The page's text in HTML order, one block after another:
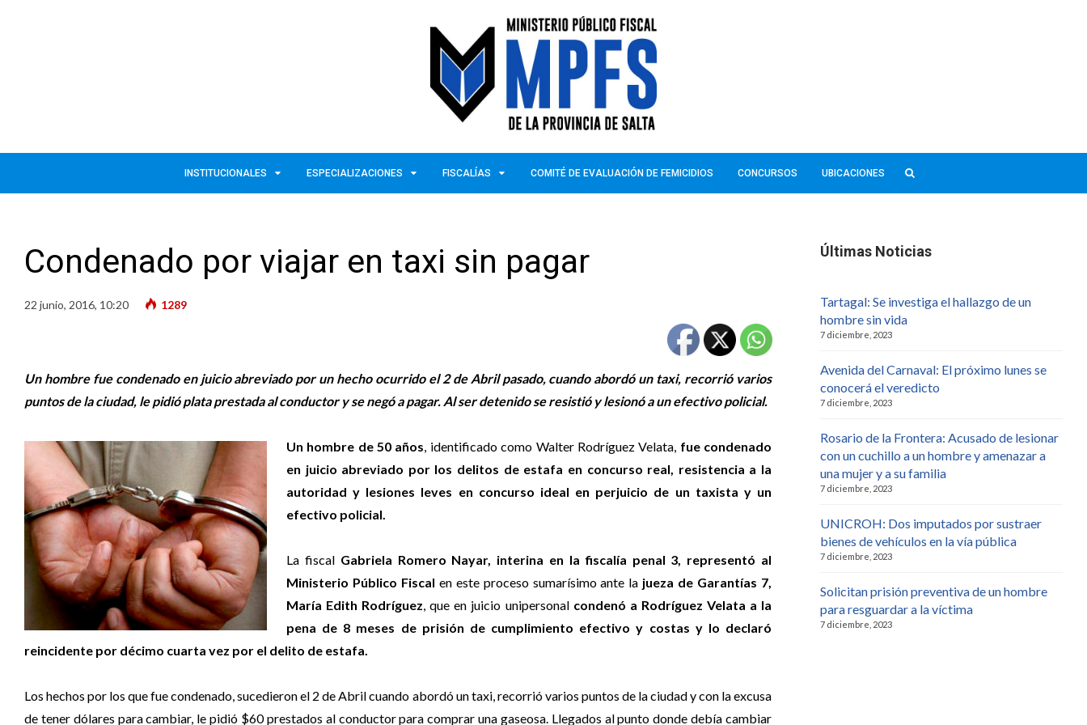
INSTITUCIONALES ESPECIALIZACIONES FISCALÍAS COMITÉ DE EVALUACIÓN DE FEMICIDIOS CONCURSOS UBICACIONES
Condenado por viajar en taxi sin pagar
22 junio, 2016, 10:20 1289
Un hombre fue condenado en juicio abreviado por un hecho ocurrido el 2 de Abril pasado, cuando abordó un taxi, recorrió varios
puntos de la ciudad, le pidió plata prestada al conductor y se negó a pagar. Al ser detenido se resistió y lesionó a un efectivo policial.
Un hombre de 50 años , identificado como Walter Rodríguez Velata, fue condenado
en juicio abreviado por los delitos de estafa en concurso real, resistencia a la
autoridad y lesiones leves en concurso ideal en perjuicio de un taxista y un
efectivo policial.
La fiscal Gabriela Romero Nayar, interina en la fiscalía penal 3, representó al
Ministerio Público Fiscal en este proceso sumarísimo ante la jueza de Garantías 7,
María Edith Rodríguez , que en juicio unipersonalcondenó a Rodríguez Velata a la
pena de 8 meses de prisión de cumplimiento efectivo y costas y lo declaró
reincidente por décimo cuarta vez por el delito de estafa.
Los hechos por los que fue condenado, sucedieron el 2 de Abril cuando abordó un taxi, recorrió varios puntos de la ciudad y con la excusa
de tener dólares para cambiar, le pidió $60 prestados al conductor para comprar una gaseosa. Llegados al punto donde debía cambiar
Últimas Noticias
Tartagal: Se investiga el hallazgo de un
hombre sin vida
7 diciembre, 2023
Avenida del Carnaval: El próximo lunes se
conocerá el veredicto
7 diciembre, 2023
Rosario de la Frontera: Acusado de lesionar
con un cuchillo a un hombre y amenazar a
una mujer y a su familia
7 diciembre, 2023
UNICROH: Dos imputados por sustraer
bienes de vehículos en la vía pública
7 diciembre, 2023
Solicitan prisión preventiva de un hombre
para resguardar a la víctima
7 diciembre, 2023